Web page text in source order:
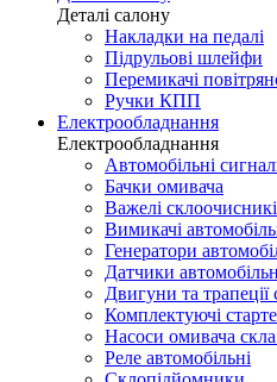
Деталі салону
Накладки на педалі
Підрульові шлейфи
Перемикачі
Ручки КПП
Електрообладнання
Електрообладнання
Автомобільні
Бачки омивача
Важелі
Вимикачі
Генератори
Датчики
Двигуни та трапеції
Комплектуючі
Насоси омивача
Реле автомобільні